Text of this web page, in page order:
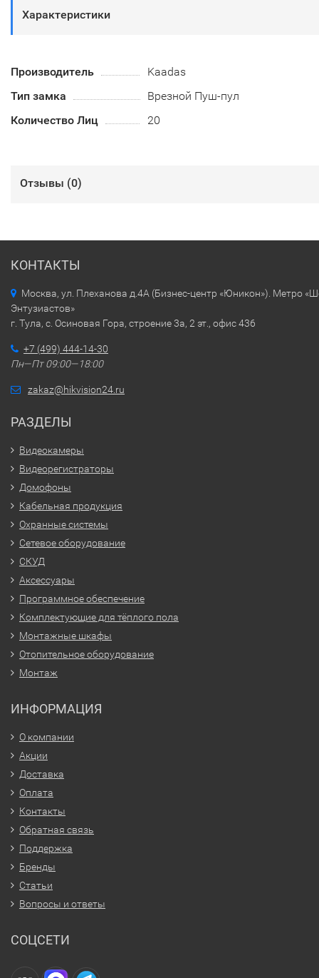
Характеристики
Производитель
Kaadas
Тип замка
Врезной Пуш-пул
Количество Лиц
20
Отзывы (0)
КОНТАКТЫ
Москва, ул. Плеханова д.4А (Бизнес-центр «Юникон»). Метро
Энтузиастов»
г. Тула, с. Осиновая Гора, строение 3а, 2 эт., офис 436
+7 (499) 444-14-30
Пн—Пт 09:00—18:00
zakaz@hikvision24.ru
РАЗДЕЛЫ
Видеокамеры
Видеорегистраторы
Домофоны
Кабельная продукция
Охранные системы
Сетевое оборудование
СКУД
Аксессуары
Программное обеспечение
Комплектующие для тёплого пола
Монтажные шкафы
Отопительное оборудование
Монтаж
ИНФОРМАЦИЯ
О компании
Акции
Доставка
Оплата
Контакты
Обратная связь
Поддержка
Бренды
Статьи
Вопросы и ответы
СОЦСЕТИ